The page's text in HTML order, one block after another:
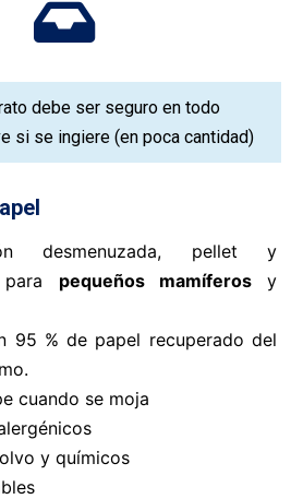
debe ser seguro en todo
si se ingiere (en poca cantidad)
desmenuzada, pellet y
para pequeños mamíferosy
95 % de papel recuperado del
cuando se moja
y químicos